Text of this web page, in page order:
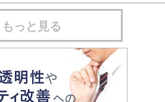
もっと見る